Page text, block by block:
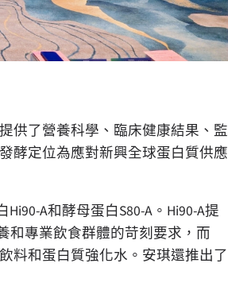
供了營養科學、臨床健康結果、監
酵定位為應對新興全球蛋白質供應
Hi90-A和酵母蛋白S80-A 。 Hi90-A提
和專業飲食群體的苛刻要求，而
料和蛋白質強化水。安琪還推出了